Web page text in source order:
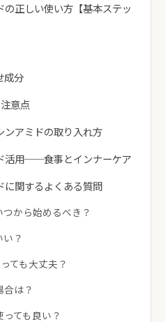
正しい使い方【基本ステッ
成分
意点
ンアミドの取り入れ方
活用──食事とインナーケア
に関するよくある質問
から始めるべき？
？
ても大丈夫？
は？
ても良い？